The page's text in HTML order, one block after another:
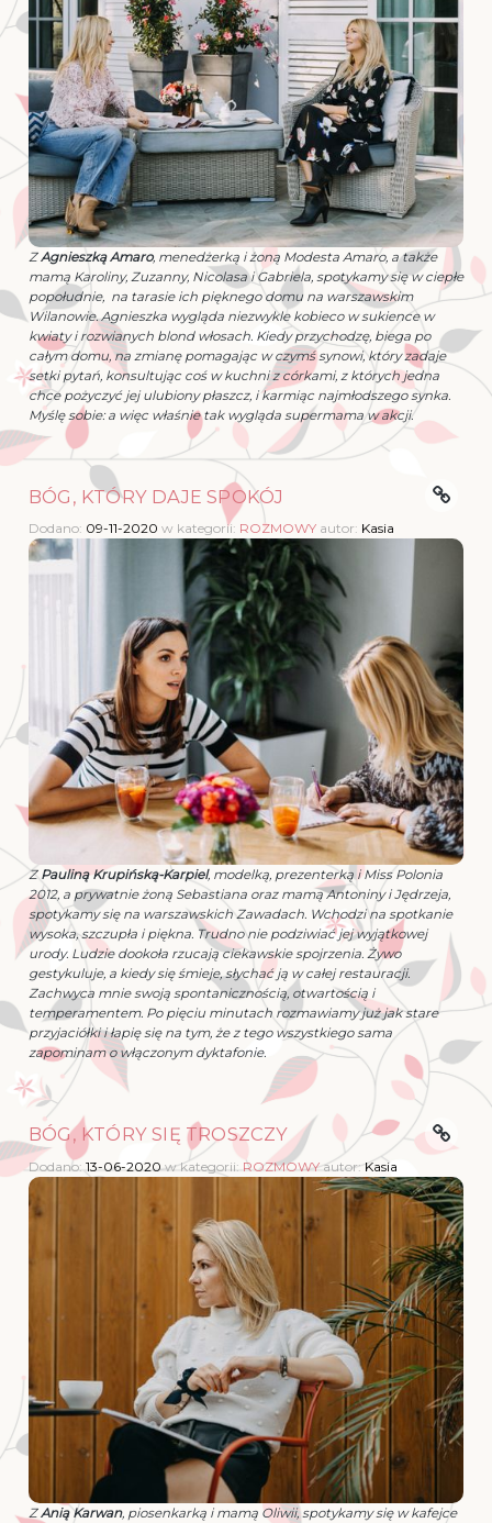
ZAgnieszką Amaro, menedżerką i żoną Modesta Amaro, a także
mamą Karoliny, Zuzanny, Nicolasa i Gabriela, spotykamy się w ciepłe
popołudnie, na tarasie ich pięknego domu na warszawskim
Wilanowie. Agnieszka wygląda niezwykle kobieco w sukience w
kwiaty i rozwianych blond włosach. Kiedy przychodzę, biega po
całym domu, na zmianę pomagając w czymś synowi, który zadaje
setki pytań, konsultując coś w kuchni z córkami, z których jedna
chce pożyczyć jej ulubiony płaszcz, i karmiąc najmłodszego synka.
Myślę sobie: a więc właśnie tak wygląda supermama w akcji.
BÓG, KTÓRY DAJE SPOKÓJ
Dodano: 09-11-2020 w kategorii: ROZMOWY autor: Kasia
ZPauliną Krupińską-Karpiel, modelką, prezenterką i Miss Polonia
2012, a prywatnie żoną Sebastiana oraz mamą Antoniny i Jędrzeja,
spotykamy się na warszawskich Zawadach. Wchodzi na spotkanie
wysoka, szczupła i piękna. Trudno nie podziwiać jej wyjątkowej
urody. Ludzie dookoła rzucają ciekawskie spojrzenia. Żywo
gestykuluje, a kiedy się śmieje, słychać ją w całej restauracji.
Zachwyca mnie swoją spontanicznością, otwartością i
temperamentem. Po pięciu minutach rozmawiamy już jak stare
przyjaciółki i łapię się na tym, że z tego wszystkiego sama
zapominam o włączonym dyktafonie.
BÓG, KTÓRY SIĘ TROSZCZY
Dodano: 13-06-2020w kategorii: ROZMOWYautor:Kasia
ZAnią Karwan, piosenkarką i mamą Oliwii, spotykamy się w kafejce